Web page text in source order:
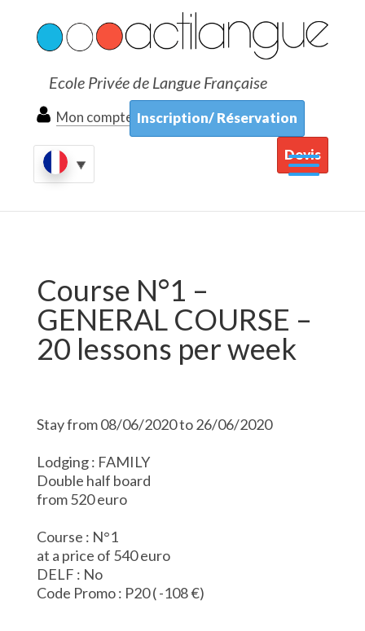
Ecole Privée de Langue Française
Mon compte Inscription/ Réservation
Devis
Course N°1 –
GENERAL COURSE –
20 lessons per week
Stay from 08/06/2020 to 26/06/2020
Lodging : FAMILY
Double half board
from 520 euro
Course : N°1
at a price of 540 euro
DELF : No
Code Promo : P20 ( -108 €)